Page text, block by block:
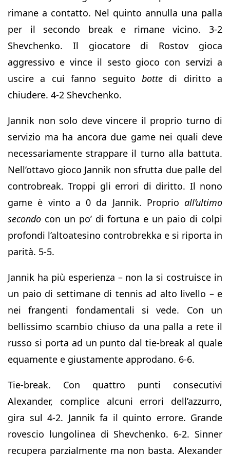
rimane a contatto. Nel quinto annulla una palla
per il secondo break e rimane vicino. 3-2
Shevchenko. Il giocatore di Rostov gioca
aggressivo e vince il sesto gioco con servizi a
uscire a cui fanno seguito bottedi diritto a
chiudere. 4-2 Shevchenko.
Jannik non solo deve vincere il proprio turno di
servizio ma ha ancora due game nei quali deve
necessariamente strappare il turno alla battuta.
Nell’ottavo gioco Jannik non sfrutta due palle del
controbreak. Troppi gli errori di diritto. Il nono
game è vinto a 0 da Jannik. Proprio all’ultimo
secondo con un po’ di fortuna e un paio di colpi
profondi l’altoatesino controbrekka e si riporta in
parità. 5-5.
Jannik ha più esperienza – non la si costruisce in
un paio di settimane di tennis ad alto livello – e
nei frangenti fondamentali si vede. Con un
bellissimo scambio chiuso da una palla a rete il
russo si porta ad un punto dal tie-break al quale
equamente e giustamente approdano. 6-6.
Tie-break. Con quattro punti consecutivi
Alexander, complice alcuni errori dell’azzurro,
gira sul 4-2. Jannik fa il quinto errore. Grande
rovescio lungolinea di Shevchenko. 6-2. Sinner
recupera parzialmente ma non basta. Alexander